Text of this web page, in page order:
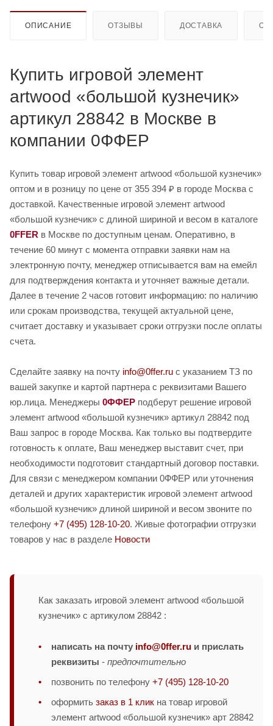
ОПИСАНИЕ ОТЗЫВЫ ДОСТАВКА
Купить игровой элемент
artwood «большой кузнечик»
артикул 28842 в Москве в
компании 0ФФЕР
Купить товар игровой элемент artwood «большой кузнечик»
оптом и в розницу по цене от 355 394 ₽ в городе Москва с
доставкой. Качественные игровой элемент artwood
«большой кузнечик» с длиной шириной и весом в каталоге
0FFER в Москве по доступным ценам. Оперативно, в
течение 60 минут с момента отправки заявки нам на
электронную почту, менеджер отписывается вам на емейл
для подтверждения контакта и уточняет важные детали.
Далее в течение 2 часов готовит информацию: по наличию
или срокам производства, текущей актуальной цене,
считает доставку и указывает сроки отгрузки после оплаты
счета.
Сделайте заявку на почту info@0ffer.ru с указанием ТЗ по
вашей закупке и картой партнера с реквизитами Вашего
юр.лица. Менеджеры 0ФФЕР подберут решение игровой
элемент artwood «большой кузнечик» артикул 28842 под
Ваш запрос в городе Москва. Как только вы подтвердите
готовность к оплате, Ваш менеджер выставит счет, при
необходимости подготовит стандартный договор поставки.
Для связи с менеджером компании 0ФФЕР или уточнения
деталей и других характеристик игровой элемент artwood
«большой кузнечик» длиной шириной и весом звоните по
телефону +7 (495) 128-10-20. Живые фотографии отгрузки
товаров у нас в разделе Новости
Как заказать игровой элемент artwood «большой
кузнечик» с артикулом 28842 :
написать на почту info@0ffer.ru и прислать
реквизиты - предпочтительно
позвонить по телефону +7 (495) 128-10-20
оформить заказ в 1 клик на товар игровой
элемент artwood «большой кузнечик» арт 28842